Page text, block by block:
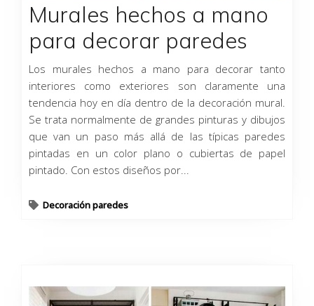
Murales hechos a mano
para decorar paredes
Los murales hechos a mano para decorar tanto
interiores como exteriores son claramente una
tendencia hoy en día dentro de la decoración mural.
Se trata normalmente de grandes pinturas y dibujos
que van un paso más allá de las típicas paredes
pintadas en un color plano o cubiertas de papel
pintado. Con estos diseños por...
Decoración paredes